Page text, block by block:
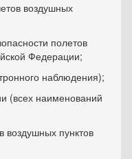
воздушных
полетов
Федерации;
наблюдения);
(всех наименований
воздушных пунктов